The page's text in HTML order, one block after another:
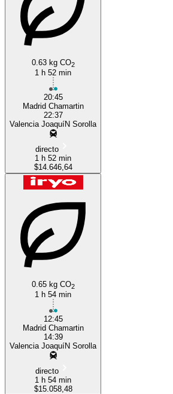
0.63 kg CO2
1 h 52 min
20:45
Madrid Chamartin
22:37
Valencia JoaquíN Sorolla
directo
1 h 52 min
$14.646,64
0.65 kg CO2
1 h 54 min
12:45
Madrid Chamartin
14:39
Valencia JoaquíN Sorolla
directo
1 h 54 min
$15.058,48